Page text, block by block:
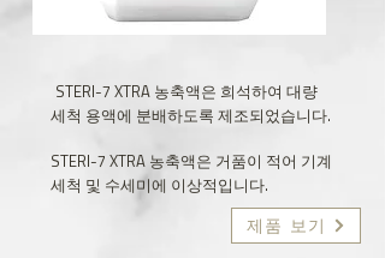
STERI-7 XTRA 농축액은 희석하여 대량
세척 용액에 분배하도록 제조되었습니다.
STERI-7 XTRA 농축액은 거품이 적어 기계
세척 및 수세미에 이상적입니다.
제품 보기